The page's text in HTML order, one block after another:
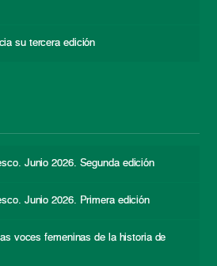
su tercera edición
Junio 2026. Segunda edición
Junio 2026. Primera edición
voces femeninas de la historia de